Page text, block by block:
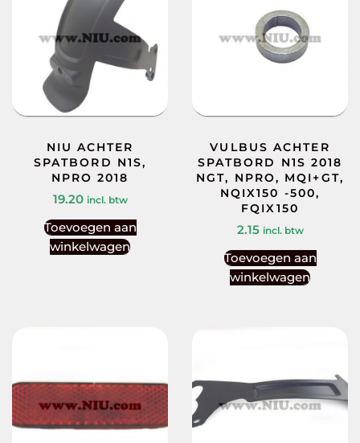
NIU ACHTER
SPATBORD N1S,
NPRO 2018
19.20 incl. btw
Toevoegen aan
winkelwagen
VULBUS ACHTER
SPATBORD N1S 2018
NGT, NPRO, MQI+GT,
NQIX150 -500,
FQIX150
2.15 incl. btw
Toevoegen aan
winkelwagen